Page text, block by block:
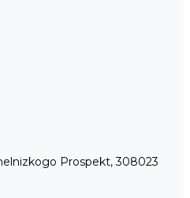
Prospekt, 308023